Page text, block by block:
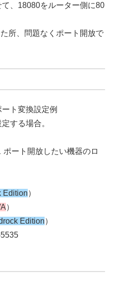
、18080をルーター側に80
所、問題なくポート開放で
ト変換設定例
する場合。
ポート開放したい機器のロ
Edition）
）
Edition）